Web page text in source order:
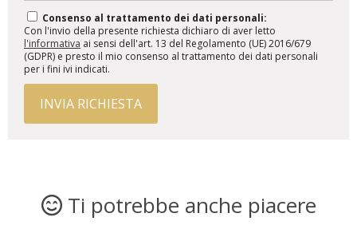
Consenso al trattamento dei dati personali:
Con l'invio della presente richiesta dichiaro di aver letto
l'informativa ai sensi dell'art. 13 del Regolamento (UE) 2016/679
(GDPR) e presto il mio consenso al trattamento dei dati personali
per i fini ivi indicati.
INVIA RICHIESTA
Ti potrebbe anche piacere